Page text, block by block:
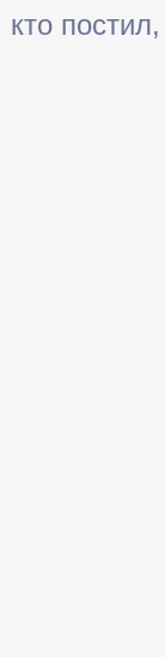
кто